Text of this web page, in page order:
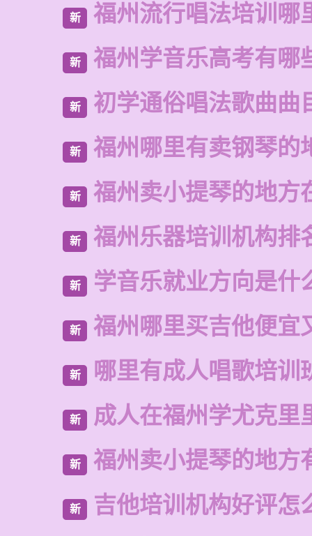
新 福州流行唱法培训哪
新 福州学音乐高考有哪
新 初学通俗唱法歌曲曲
新 福州哪里有卖钢琴的
新 福州卖小提琴的地方
新 福州乐器培训机构排
新 学音乐就业方向是什
新 福州哪里买吉他便宜
新 哪里有成人唱歌培训
新 成人在福州学尤克里
新 福州卖小提琴的地方
新 吉他培训机构好评怎